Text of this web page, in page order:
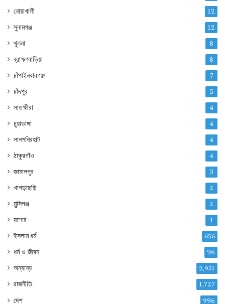
নোয়াখালী 12
সুনামগঞ্জ 12
খুলনা 8
ব্রাহ্মণবাড়িয়া 8
চাঁপাইনবাবগঞ্জ 7
চাঁদপুর 5
সাতক্ষীরা 4
চুয়াডাঙ্গা 4
লালমনিরহাট 4
ঠাকুরগাঁও 4
জামালপুর 3
খাগড়াছড়ি 2
মুন্সিগঞ্জ 2
যশোর 1
ইসলাম ধর্ম 656
ধর্ম ও জীবন 96
অন্যান্য 2,951
রাজনীতি 1,727
দেশ 996